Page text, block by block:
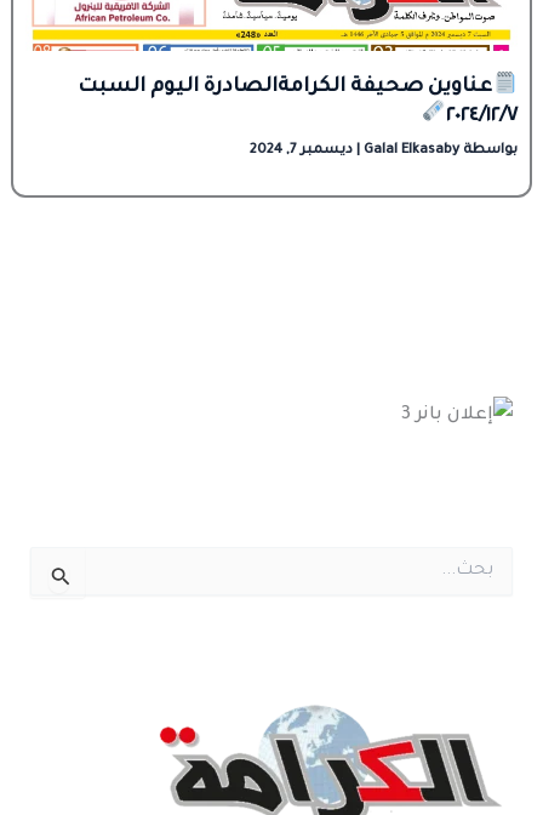
عناوين صحيفة الكرامةالصادرة اليوم السبت
٢٠٢٤/١٢/٧
بواسطة Galal Elkasaby ديسمبر 7, 2024